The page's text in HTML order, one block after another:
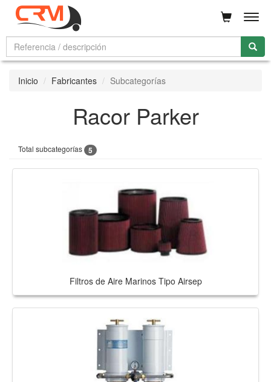
Inicio Fabricantes Subcategorías
Racor Parker
Total subcategorías 5
Filtros de Aire Marinos Tipo Airsep